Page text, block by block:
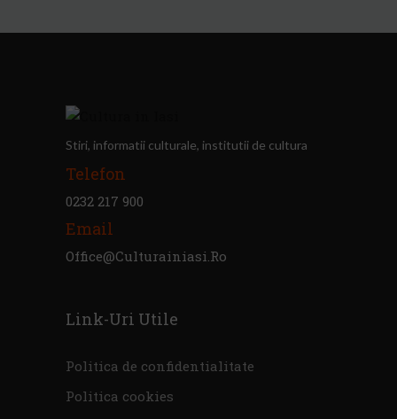
Stiri, informatii culturale, institutii de cultura
Telefon
0232 217 900
Email
Office@culturainiasi.ro
Link-Uri Utile
Politica de confidentialitate
Politica cookies